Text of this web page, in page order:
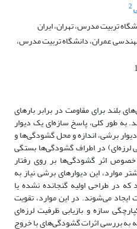
2
تربیت مدرس، تهران، ایران
عمران، دانشگاه تربیت مدرس،
بلند برای مقاومت در برابر بارهای
به طور کلی، پاسخ سازه‌ای یک دیوار
برشی، اندازه و محل گشودگی‌ها و
در اطراف گشودگی‌ها بستگی
اثر گشودگی‌ها بر روی رفتار
موارد، این دیوارهای برشی نیاز به
در طراحی اولیه گنجانده نشده یا
می‌شوند. در این موارد، تقویت
سازه و بازیابی ظرفیت لرزه‌ای
به بررسی اثرات گشودگی‌های با خروج